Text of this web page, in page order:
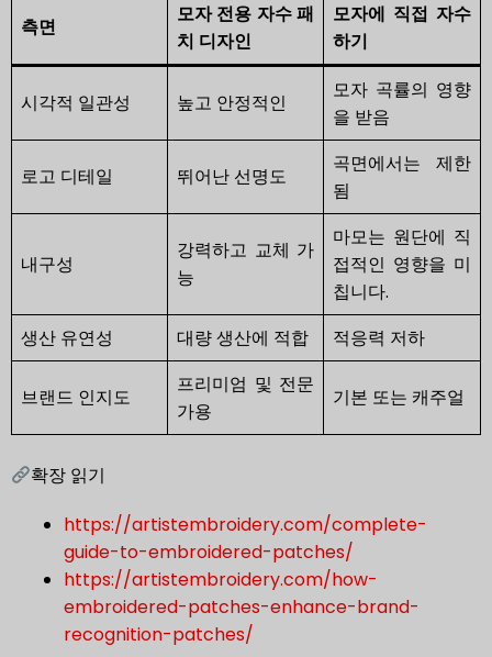
측면
모자 전용 자수 패
치 디자인
모자에 직접 자수
하기
시각적 일관성 높고 안정적인
모자 곡률의 영향
을 받음
로고 디테일 뛰어난 선명도
곡면에서는 제한
됨
내구성
강력하고 교체 가
능
마모는 원단에 직
접적인 영향을 미
칩니다.
생산 유연성
대량 생산에 적합 적응력 저하
브랜드 인지도
프리미엄 및 전문
가용
기본 또는 캐주얼
확장 읽기
https://artistembroidery.com/complete-
guide-to-embroidered-patches/
https://artistembroidery.com/how-
embroidered-patches-enhance-brand-
recognition-patches/